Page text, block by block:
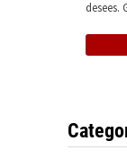
desees.